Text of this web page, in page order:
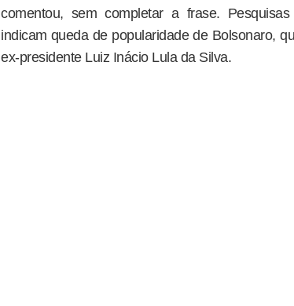
comentou, sem completar a frase.
indicam queda de popularidade de Bolsonaro,
ex-presidente Luiz Inácio Lula da Silva.